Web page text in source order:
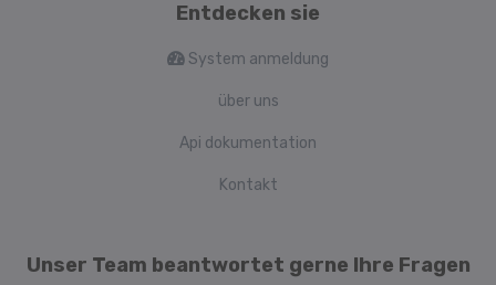
Entdecken sie
System anmeldung
über uns
Api dokumentation
Kontakt
Unser Team beantwortet gerne Ihre Fragen